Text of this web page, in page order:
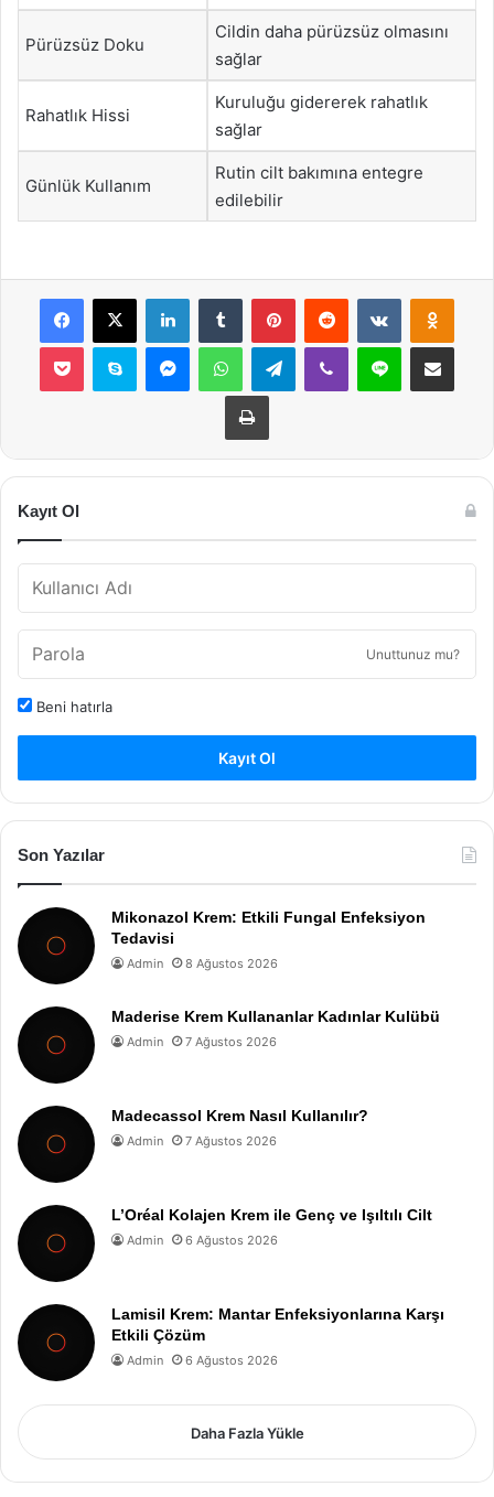
Pürüzsüz Doku
Cildin daha pürüzsüz olmasını
sağlar
Rahatlık Hissi
Kuruluğu gidererek rahatlık
sağlar
Günlük Kullanım
Rutin cilt bakımına entegre
edilebilir
Facebook
X LinkedInTumblr PinterestReddit VKontakte
Pocket Skype MessengerWhatsAppTelegramViber Line E-Posta ile
Yazdır
Kayıt Ol
Unuttunuz mu?
Beni hatırla
Kayıt Ol
Son Yazılar
Mikonazol Krem: Etkili Fungal Enfeksiyon
Tedavisi
Admin 8 Ağustos 2026
Maderise Krem Kullananlar Kadınlar Kulübü
Admin 7 Ağustos 2026
Madecassol Krem Nasıl Kullanılır?
Admin 7 Ağustos 2026
L’Oréal Kolajen Krem ile Genç ve Işıltılı Cilt
Admin 6 Ağustos 2026
Lamisil Krem: Mantar Enfeksiyonlarına Karşı
Etkili Çözüm
Admin 6 Ağustos 2026
Daha Fazla Yükle